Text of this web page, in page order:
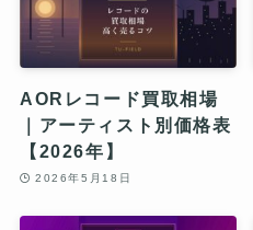
AORレコード買取相場
｜アーティスト別価格表
【2026年】
2026年5月18日